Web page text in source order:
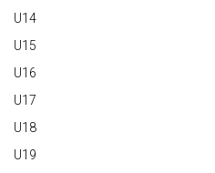
U14
U15
U16
U17
U18
U19